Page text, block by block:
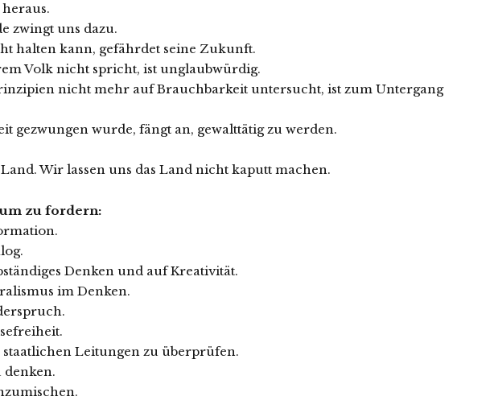
zwingt uns dazu.
halten kann, gefährdet seine Zukunft.
Volk nicht spricht, ist unglaubwürdig.
nicht mehr auf Brauchbarkeit untersucht, ist zum Untergang
gezwungen wurde, fängt an, gewalttätig zu werden.
Wir lassen uns das Land nicht kaputt machen.
zu fordern:
Denken und auf Kreativität.
im Denken.
staatlichen Leitungen zu überprüfen.
denken.